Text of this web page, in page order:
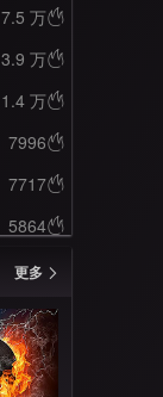
7.5 万
3.9 万
1.4 万
7996
7717
5864
更多